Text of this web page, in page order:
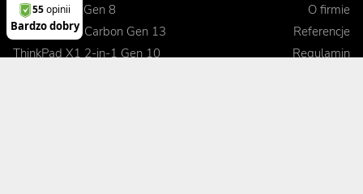
ThinkPad P1 Gen 8
ThinkPad X1 Carbon Gen 13
ThinkPad X1 2-in-1 Gen 10
O firmie
Referencje
Regulamin